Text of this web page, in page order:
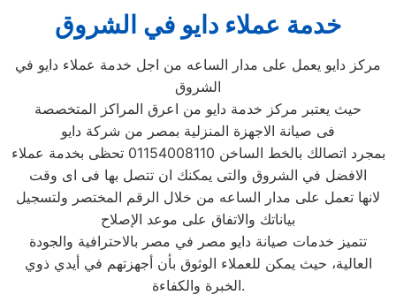
خدمة عملاء دايو في الشروق
مركز دايو يعمل على مدار الساعه من اجل خدمة عملاء دايو في
الشروق
حيث يعتبر مركز خدمة دايو من اعرق المراكز المتخصصة
فى صيانة الاجهزة المنزلية بمصر من شركة دايو
بمجرد اتصالك بالخط الساخن 01154008110 تحظى بخدمة عملاء
الافضل في الشروق والتى يمكنك ان تتصل بها فى اى وقت
لانها تعمل على مدار الساعه من خلال الرقم المختصر ولتسجيل
بياناتك والاتفاق على موعد الإصلاح
تتميز خدمات صيانة دايو مصر في مصر بالاحترافية والجودة
العالية، حيث يمكن للعملاء الوثوق بأن أجهزتهم في أيدي ذوي
الخبرة والكفاءة.